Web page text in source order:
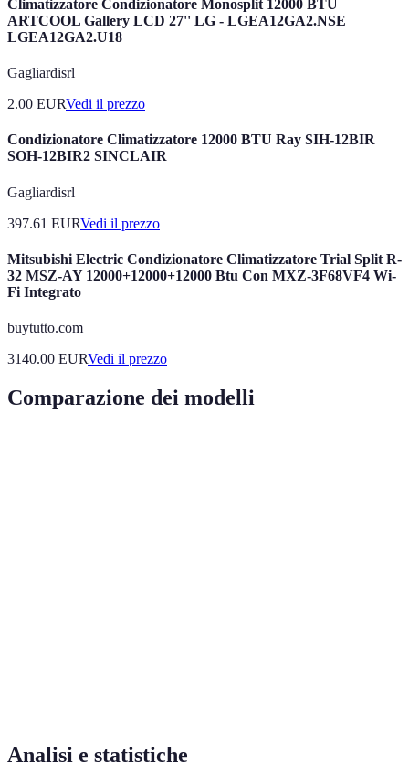
Climatizzatore Condizionatore Monosplit 12000 BTU
ARTCOOL Gallery LCD 27'' LG - LGEA12GA2.NSE
LGEA12GA2.U18
Gagliardisrl
2.00 EURVedi il prezzo
Condizionatore Climatizzatore 12000 BTU Ray SIH-12BIR
SOH-12BIR2 SINCLAIR
Gagliardisrl
397.61 EURVedi il prezzo
Mitsubishi Electric Condizionatore Climatizzatore Trial Split R-
32 MSZ-AY 12000+12000+12000 Btu Con MXZ-3F68VF4 Wi-
Fi Integrato
buytutto.com
3140.00 EURVedi il prezzo
Comparazione dei modelli
Analisi e statistiche